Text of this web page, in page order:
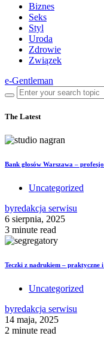
Biznes
Seks
Styl
Uroda
Zdrowie
Związek
e-Gentleman
The Latest
Bank głosów Warszawa –
Uncategorized
byredakcja serwisu
6 sierpnia, 2025
3 minute read
Teczki z nadrukiem – praktyczne
Uncategorized
byredakcja serwisu
14 maja, 2025
2 minute read